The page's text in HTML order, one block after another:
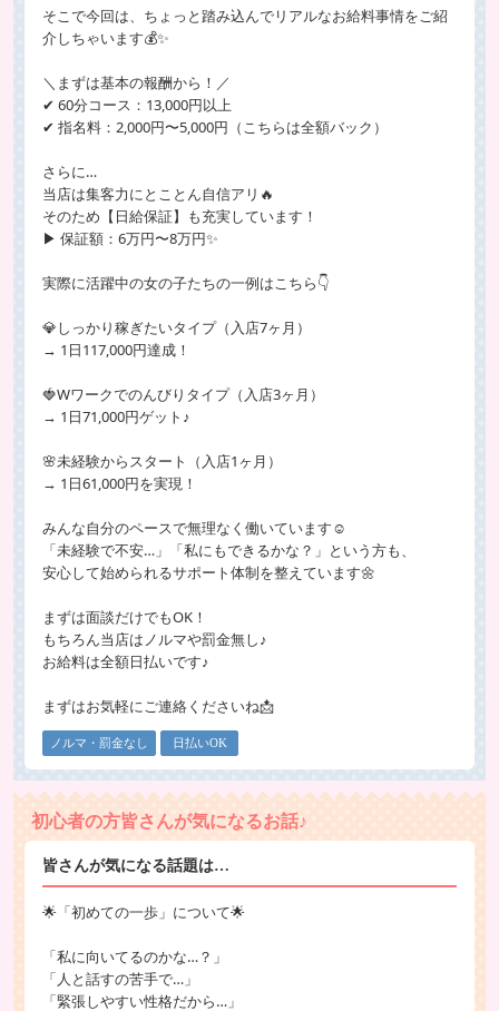
そこで今回は、ちょっと踏み込んでリアルなお給料事情をご紹
介しちゃいます💰✨
＼まずは基本の報酬から！／
✔ 60分コース：13,000円以上
✔ 指名料：2,000円〜5,000円（こちらは全額バック）
さらに…
当店は集客力にとことん自信アリ🔥
そのため【日給保証】も充実しています！
▶ 保証額：6万円〜8万円✨
実際に活躍中の女の子たちの一例はこちら👇
💎しっかり稼ぎたいタイプ（入店7ヶ月）
→ 1日117,000円達成！
🍓Wワークでのんびりタイプ（入店3ヶ月）
→ 1日71,000円ゲット♪
🌸未経験からスタート（入店1ヶ月）
→ 1日61,000円を実現！
みんな自分のペースで無理なく働いています☺️
「未経験で不安…」「私にもできるかな？」という方も、
安心して始められるサポート体制を整えています🌼
まずは面談だけでもOK！
もちろん当店はノルマや罰金無し♪
お給料は全額日払いです♪
まずはお気軽にご連絡くださいね📩
ノルマ・罰金なし 日払いOK
初心者の方皆さんが気になるお話♪
皆さんが気になる話題は…
🌟「初めての一歩」について🌟
「私に向いてるのかな…？」
「人と話すの苦手で…」
「緊張しやすい性格だから…」